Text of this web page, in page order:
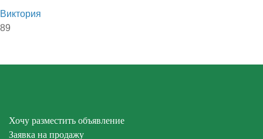
Виктория
89
Хочу разместить объявление
Заявка на продажу